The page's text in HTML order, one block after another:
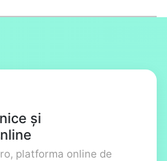
și
platforma online de